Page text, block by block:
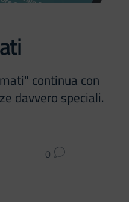
continua con
davvero speciali.
0